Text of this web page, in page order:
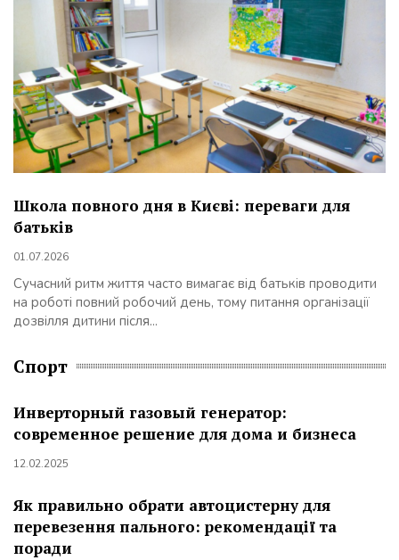
Школа повного дня в Києві: переваги для
батьків
01.07.2026
Сучасний ритм життя часто вимагає від батьків проводити
на роботі повний робочий день, тому питання організації
дозвілля дитини після...
Спорт
Инверторный газовый генератор:
современное решение для дома и бизнеса
12.02.2025
Як правильно обрати автоцистерну для
перевезення пального: рекомендації та
поради